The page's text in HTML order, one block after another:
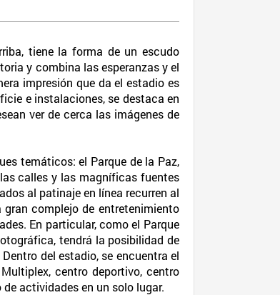
tiene la forma de un escudo
y combina las esperanzas y el
impresión que da el estadio es
e instalaciones, se destaca en
ver de cerca las imágenes de
temáticos: el Parque de la Paz,
calles y las magníficas fuentes
al patinaje en línea recurren al
complejo de entretenimiento
En particular, como el Parque
tendrá la posibilidad de
del estadio, se encuentra el
centro deportivo, centro
actividades en un solo lugar.